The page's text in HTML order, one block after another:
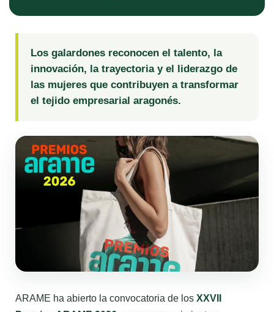
Los galardones reconocen el talento, la
innovación, la trayectoria y el liderazgo de
las mujeres que contribuyen a transformar
el tejido empresarial aragonés.
ARAME ha abierto la convocatoria de los XXVII